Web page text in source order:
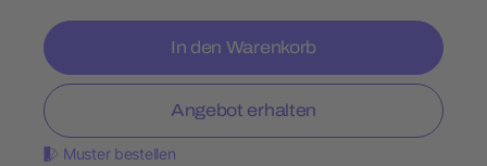
In den Warenkorb
Angebot erhalten
Muster bestellen